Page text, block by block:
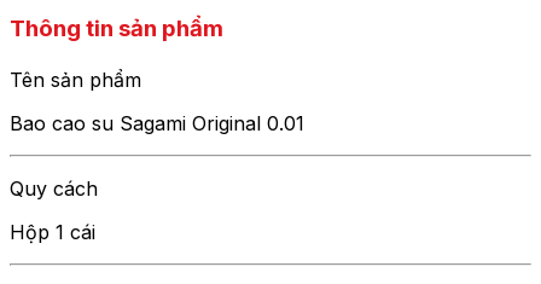
Thông tin sản phẩm
Tên sản phẩm
Bao cao su Sagami Original 0.01
Quy cách
Hộp 1 cái